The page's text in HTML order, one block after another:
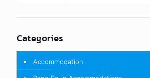
Categories
Accommodation